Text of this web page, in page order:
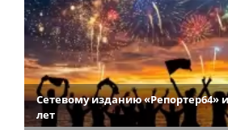
Сетевому изданию «Репортер64»
лет